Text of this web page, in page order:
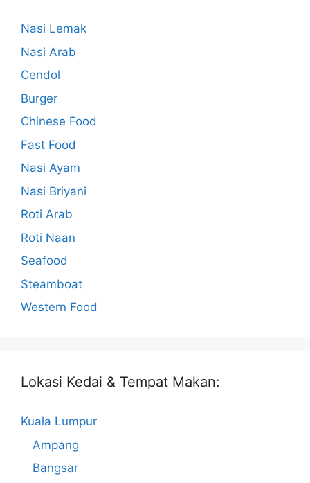
Nasi Lemak
Nasi Arab
Cendol
Burger
Chinese Food
Fast Food
Nasi Ayam
Nasi Briyani
Roti Arab
Roti Naan
Seafood
Steamboat
Western Food
Lokasi Kedai & Tempat Makan:
Kuala Lumpur
Ampang
Bangsar